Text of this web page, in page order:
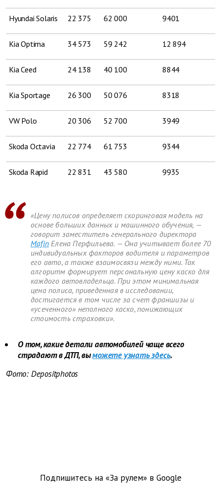
Hyundai Solaris 22 375 62 000 9401
Kia Optima 34 573 59 242 12 894
Kia Ceed 24 138 40 100 8844
Kia Sportage 26 300 50 076 8318
VW Polo 20 306 52 700 3949
Skoda Octavia 22 774 61 753 9344
Skoda Rapid 22 831 43 580 9935
«Цену полисов определяет скоринговая модель на
основе больших данных и машинного обучения, —
говорит заместитель генерального директора
Mafin Елена Перфильева. — Она учитывает более 70
индивидуальных факторов водителя и параметров
его авто, а также взаимосвязи между ними. Так
алгоритм формирует персональную цену каско для
каждого автовладельца. При этом минимальная
цена полиса, приведенная в исследовании,
достигается в том числе за счет франшизы и
«усеченного» неполного каско, понижающих
стоимость страховки».
О том, какие детали автомобилей чаще всего
страдают в ДТП, выможете узнать здесь.
Фото: Depositphotos
Подпишитесь на «За рулем» в Google